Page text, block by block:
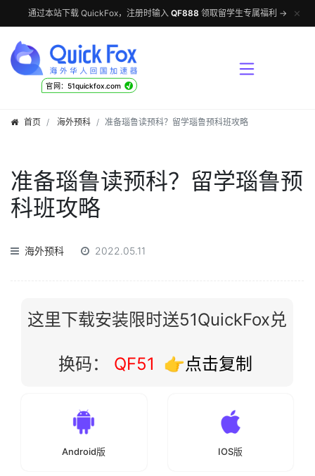
通过本站下载 QuickFox，注册时输入 QF888 领取留学生专属福利 → ✕
官网：51quickfox.com √
首页 海外预科 准备瑙鲁读预科？留学瑙鲁预科班攻略
准备瑙鲁读预科？留学瑙鲁预
科班攻略
海外预科 2022.05.11
这里下载安装限时送51QuickFox兑
换码： QF51 👉点击复制
Android版 IOS版